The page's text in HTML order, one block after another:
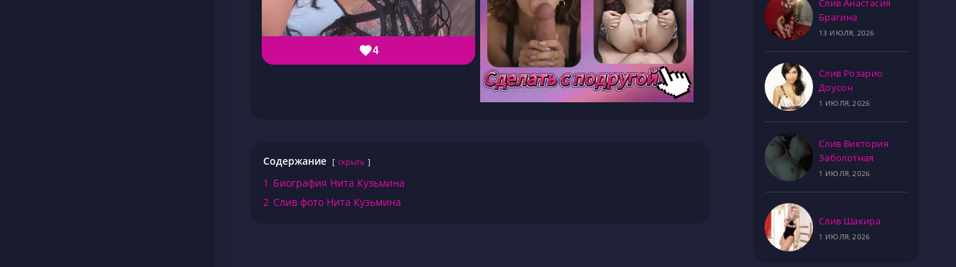
4
Содержание скрыть
1 Биография Нита Кузьмина
2 Слив фото Нита Кузьмина
Слив Анастасия
Брагина
13 ИЮЛЯ, 2026
Слив Розарио
Доусон
1 ИЮЛЯ, 2026
Слив Виктория
Заболотная
1 ИЮЛЯ, 2026
Слив Шакира
1 ИЮЛЯ, 2026